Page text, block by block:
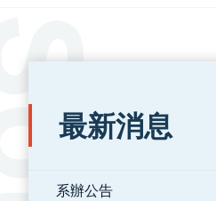
:::
最新消息
系辦公告